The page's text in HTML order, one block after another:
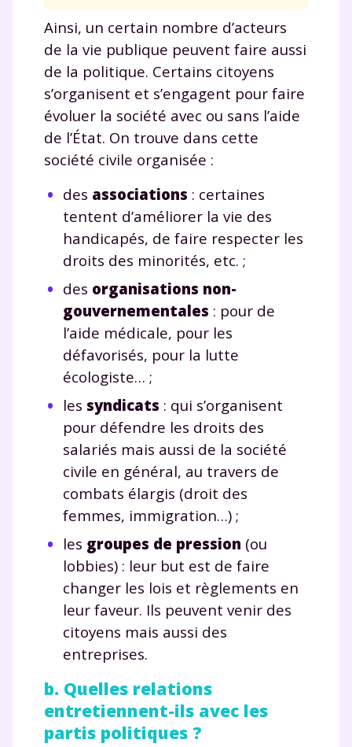
Ainsi, un certain nombre d’acteurs
de la vie publique peuvent faire aussi
de la politique. Certains citoyens
s’organisent et s’engagent pour faire
évoluer la société avec ou sans l’aide
de l’État. On trouve dans cette
société civile organisée :
des associations : certaines
tentent d’améliorer la vie des
handicapés, de faire respecter les
droits des minorités, etc. ;
des organisations non-
gouvernementales : pour de
l’aide médicale, pour les
défavorisés, pour la lutte
écologiste… ;
les syndicats : qui s’organisent
pour défendre les droits des
salariés mais aussi de la société
civile en général, au travers de
combats élargis (droit des
femmes, immigration…) ;
les groupes de pression (ou
lobbies) : leur but est de faire
changer les lois et règlements en
leur faveur. Ils peuvent venir des
citoyens mais aussi des
entreprises.
b. Quelles relations
entretiennent-ils avec les
partis politiques ?
Envie de progresser
et de réussir votre
année scolaire ?
Testez gratuitement
pendant 24h notre
plateforme de soutien
scolaire !
Fiches de cours et vidéos